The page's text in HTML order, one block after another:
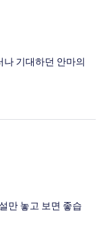
기대하던 안마의
만 놓고 보면 좋습